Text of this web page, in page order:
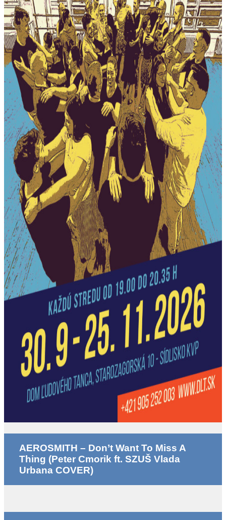
AEROSMITH – Don’t Want To Miss A
Thing (Peter Cmorik ft. SZUŠ Vlada
Urbana COVER)